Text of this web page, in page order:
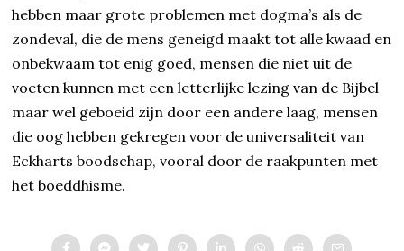
hebben maar grote problemen met dogma’s als de
zondeval, die de mens geneigd maakt tot alle kwaad en
onbekwaam tot enig goed, mensen die niet uit de
voeten kunnen met een letterlijke lezing van de Bijbel
maar wel geboeid zijn door een andere laag, mensen
die oog hebben gekregen voor de universaliteit van
Eckharts boodschap, vooral door de raakpunten met
het boeddhisme.